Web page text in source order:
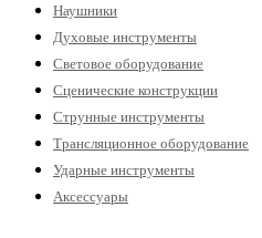
Наушники
Духовые инструменты
Световое оборудование
Сценические конструкции
Струнные инструменты
Трансляционное оборудование
Ударные инструменты
Аксессуары